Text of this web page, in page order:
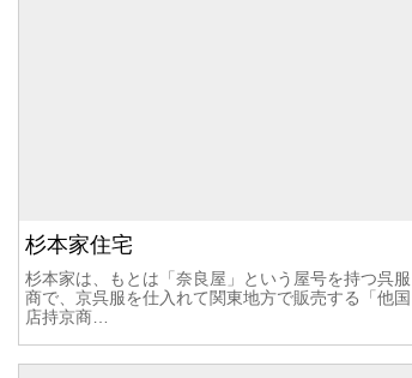
杉本家住宅
杉本家は、もとは「奈良屋」という屋号を持つ呉服
商で、京呉服を仕入れて関東地方で販売する「他国
店持京商…